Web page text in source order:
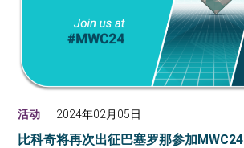
活动 2024年02月05日
比科奇将再次出征巴塞罗那参加MWC24